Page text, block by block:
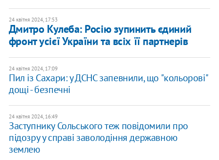
24 квітня 2024, 17:53
Дмитро Кулеба: Росію зупинить єдиний
фронт усієї України та всіх її партнерів
24 квітня 2024, 17:09
Пил із Сахари: у ДСНС запевнили, що "кольорові"
дощі - безпечні
24 квітня 2024, 16:49
Заступнику Сольського теж повідомили про
підозру у справі заволодіння державною
землею